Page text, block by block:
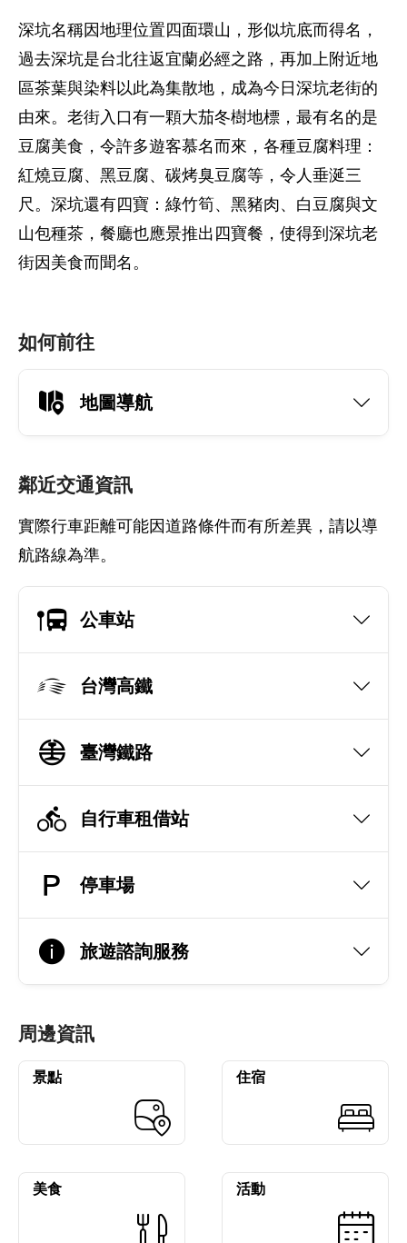
深坑名稱因地理位置四面環山，形似坑底而得名，
過去深坑是台北往返宜蘭必經之路，再加上附近地
區茶葉與染料以此為集散地，成為今日深坑老街的
由來。老街入口有一顆大茄冬樹地標，最有名的是
豆腐美食，令許多遊客慕名而來，各種豆腐料理：
紅燒豆腐、黑豆腐、碳烤臭豆腐等，令人垂涎三
尺。深坑還有四寶：綠竹筍、黑豬肉、白豆腐與文
山包種茶，餐廳也應景推出四寶餐，使得到深坑老
街因美食而聞名。
如何前往
地圖導航
鄰近交通資訊
實際行車距離可能因道路條件而有所差異，請以導
航路線為準。
公車站
台灣高鐵
臺灣鐵路
自行車租借站
停車場
旅遊諮詢服務
周邊資訊
景點 住宿
美食 活動